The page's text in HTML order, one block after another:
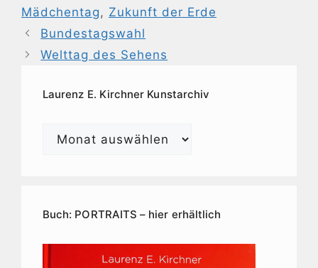
Mädchentag , Zukunft der Erde
Bundestagswahl
Welttag des Sehens
Laurenz E. Kirchner Kunstarchiv
Laurenz
Buch: PORTRAITS – hier erhältlich